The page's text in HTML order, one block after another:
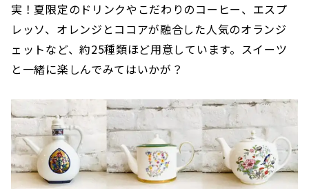
実！夏限定のドリンクやこだわりのコーヒー、エスプ
レッソ、オレンジとココアが融合した人気のオランジ
ェットなど、約25種類ほど用意しています。スイーツ
と一緒に楽しんでみてはいかが？